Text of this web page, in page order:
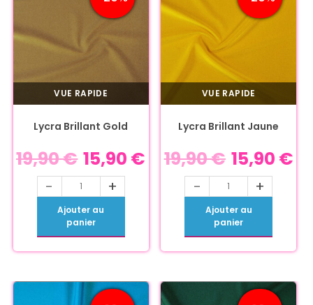
VUE RAPIDE
Lycra Brillant Gold
19,90€ 15,90 €
- +
Ajouter au
panier
VUE RAPIDE
Lycra Brillant Jaune
19,90€ 15,90 €
- +
Ajouter au
panier